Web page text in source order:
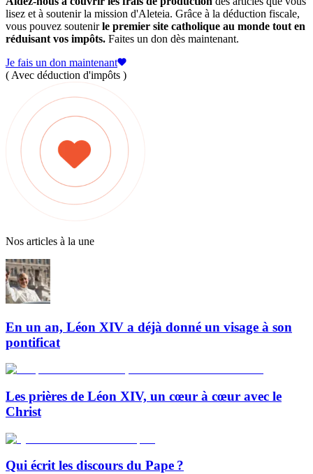
lisez et à soutenir la mission d'Aleteia. Grâce à la déduction fiscale,
vous pouvez soutenirle premier site catholique au monde tout en
réduisant vos impôts. Faites un don dès maintenant.
Je fais un don maintenant
( Avec déduction d'impôts )
Nos articles à la une
En un an, Léon XIV a déjà donné un visage à son
pontificat
Les prières de Léon XIV, un cœur à cœur avec le
Christ
Qui écrit les discours du Pape ?